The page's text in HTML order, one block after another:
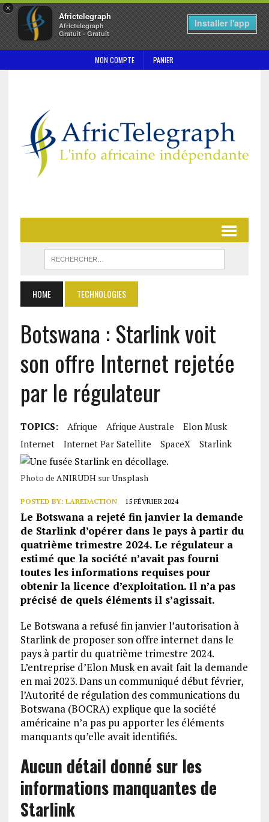
×
Africtelegraph
Africtelegraph
Gratuit - Gratuit
Installer l'app
MON COMPTE PANIER
HOME TECHNOLOGIES
Botswana : Starlink voit
son offre Internet rejetée
par le régulateur
TOPICS: Afrique Afrique Australe
Elon Musk
Internet
Internet Par Satellite SpaceX Starlink
Photo de ANIRUDHsurUnsplash
POSTED BY: LAREDACTION 15 FÉVRIER 2024
Le Botswana a rejeté fin janvier la demande
de Starlink d’opérer dans le pays à partir du
quatrième trimestre 2024. Le régulateur a
estimé que la société n’avait pas fourni
toutes les informations requises pour
obtenir la licence d’exploitation. Il n’a pas
précisé de quels éléments il s’agissait.
Le Botswana a refusé fin janvier l’autorisation à
Starlink de proposer son offre internet dans le
pays à partir du quatrième trimestre 2024.
L’entreprise d’Elon Musk en avait fait la demande
en mai 2023. Dans un communiqué début février,
l’Autorité de régulation des communications du
Botswana (BOCRA) explique que la société
américaine n’a pas pu apporter les éléments
manquants qu’elle avait identifiés.
Aucun détail donné sur les
informations manquantes de
Starlink